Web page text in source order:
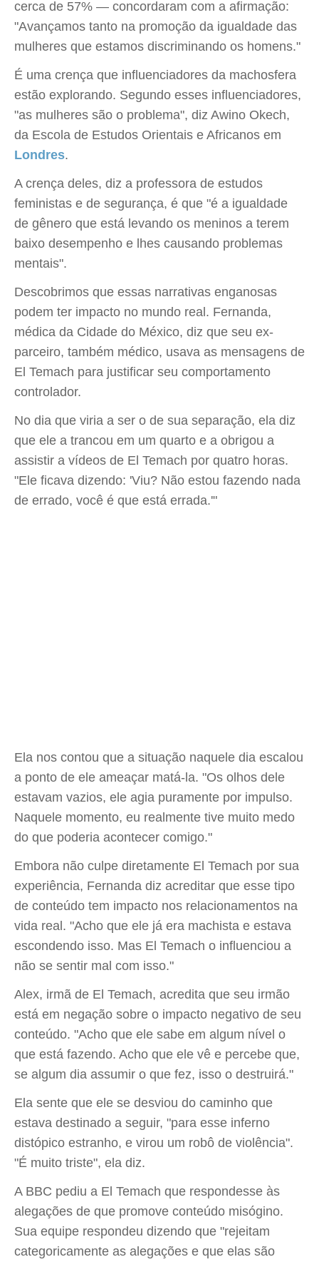
cerca de 57% — concordaram com a afirmação:
"Avançamos tanto na promoção da igualdade das
mulheres que estamos discriminando os homens."
É uma crença que influenciadores da machosfera
estão explorando. Segundo esses influenciadores,
"as mulheres são o problema", diz Awino Okech,
da Escola de Estudos Orientais e Africanos em
Londres.
A crença deles, diz a professora de estudos
feministas e de segurança, é que "é a igualdade
de gênero que está levando os meninos a terem
baixo desempenho e lhes causando problemas
mentais".
Descobrimos que essas narrativas enganosas
podem ter impacto no mundo real. Fernanda,
médica da Cidade do México, diz que seu ex-
parceiro, também médico, usava as mensagens de
El Temach para justificar seu comportamento
controlador.
No dia que viria a ser o de sua separação, ela diz
que ele a trancou em um quarto e a obrigou a
assistir a vídeos de El Temach por quatro horas.
"Ele ficava dizendo: 'Viu? Não estou fazendo nada
de errado, você é que está errada.'"
Ela nos contou que a situação naquele dia escalou
a ponto de ele ameaçar matá-la. "Os olhos dele
estavam vazios, ele agia puramente por impulso.
Naquele momento, eu realmente tive muito medo
do que poderia acontecer comigo."
Embora não culpe diretamente El Temach por sua
experiência, Fernanda diz acreditar que esse tipo
de conteúdo tem impacto nos relacionamentos na
vida real. "Acho que ele já era machista e estava
escondendo isso. Mas El Temach o influenciou a
não se sentir mal com isso."
Alex, irmã de El Temach, acredita que seu irmão
está em negação sobre o impacto negativo de seu
conteúdo. "Acho que ele sabe em algum nível o
que está fazendo. Acho que ele vê e percebe que,
se algum dia assumir o que fez, isso o destruirá."
Ela sente que ele se desviou do caminho que
estava destinado a seguir, "para esse inferno
distópico estranho, e virou um robô de violência".
"É muito triste", ela diz.
A BBC pediu a El Temach que respondesse às
alegações de que promove conteúdo misógino.
Sua equipe respondeu dizendo que "rejeitam
categoricamente as alegações e que elas são